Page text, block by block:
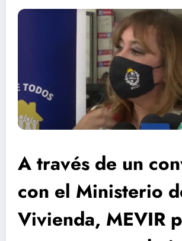
A través de un
con el Ministerio
Vivienda, MEVIR